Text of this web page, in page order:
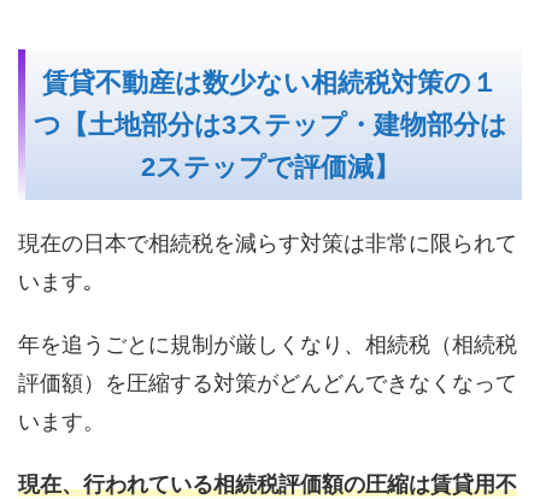
賃貸不動産は数少ない相続税対策の１
つ【土地部分は3ステップ・建物部分は
2ステップで評価減】
現在の日本で相続税を減らす対策は非常に限られて
います｡
年を追うごとに規制が厳しくなり、相続税（相続税
評価額）を圧縮する対策がどんどんできなくなって
います。
現在、行われている相続税評価額の圧縮は賃貸用不